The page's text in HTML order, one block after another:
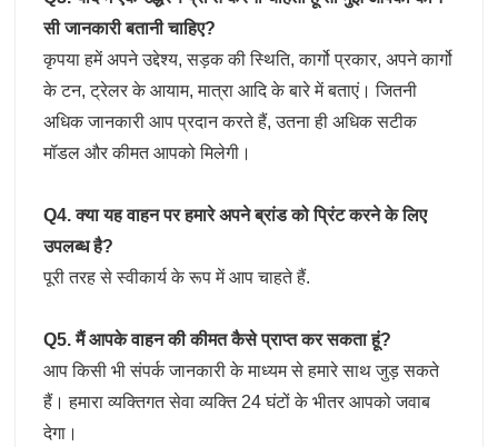
सी जानकारी बतानी चाहिए?
कृपया हमें अपने उद्देश्य, सड़क की स्थिति, कार्गो प्रकार, अपने कार्गो
के टन, ट्रेलर के आयाम, मात्रा आदि के बारे में बताएं। जितनी
अधिक जानकारी आप प्रदान करते हैं, उतना ही अधिक सटीक
मॉडल और कीमत आपको मिलेगी।
Q4. क्या यह वाहन पर हमारे अपने ब्रांड को प्रिंट करने के लिए
उपलब्ध है?
पूरी तरह से स्वीकार्य के रूप में आप चाहते हैं.
Q5. मैं आपके वाहन की कीमत कैसे प्राप्त कर सकता हूं?
आप किसी भी संपर्क जानकारी के माध्यम से हमारे साथ जुड़ सकते
हैं। हमारा व्यक्तिगत सेवा व्यक्ति 24 घंटों के भीतर आपको जवाब
देगा।